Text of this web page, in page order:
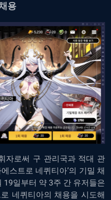
용
자로써 구 관리국과 적대 관
스트로 네퀴티아’의 기밀 채
19일부터 약 3주 간 유저들은
네퀴티아의 채용을 시도해